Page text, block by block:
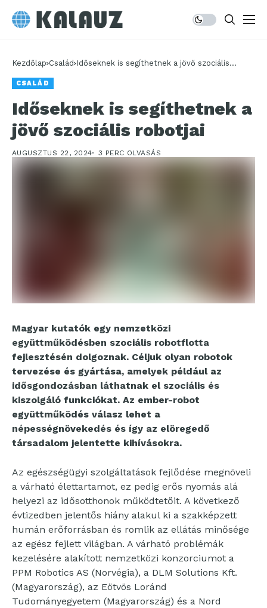
Kezdőlap Család Időseknek is segíthetnek a jövő szociális
CSALÁD
Időseknek is segíthetnek a
jövő szociális robotjai
AUGUSZTUS 22, 2024 3 PERC OLVASÁS
Magyar kutatók egy nemzetközi
együttműködésben szociális robotflotta
fejlesztésén dolgoznak. Céljuk olyan robotok
tervezése és gyártása, amelyek például az
idősgondozásban láthatnak el szociális és
kiszolgáló funkciókat. Az ember-robot
együttműködés válasz lehet a
népességnövekedés és így az elöregedő
társadalom jelentette kihívásokra.
Az egészségügyi szolgáltatások fejlődése megnöveli
a várható élettartamot, ez pedig erős nyomás alá
helyezi az idősotthonok működtetőit. A következő
évtizedben jelentős hiány alakul ki a szakképzett
humán erőforrásban és romlik az ellátás minősége
az egész fejlett világban. A várható problémák
kezelésére alakított nemzetközi konzorciumot a
PPM Robotics AS (Norvégia), a DLM Solutions Kft.
(Magyarország), az Eötvös Loránd
Tudományegyetem (Magyarország) és a Nord